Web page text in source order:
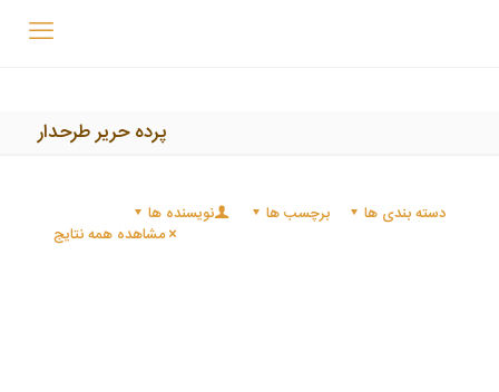
پرده حریر طرحدار
دسته بندی ها برچسب ها
نویسنده ها
مشاهده همه نتایج